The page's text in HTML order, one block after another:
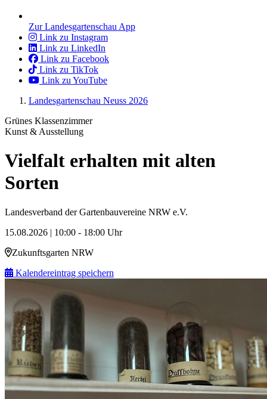
Zur Landesgartenschau App
Link zu Instagram
Link zu LinkedIn
Link zu Facebook
Link zu TikTok
Link zu YouTube
Landesgartenschau Neuss 2026
Grünes Klassenzimmer
Kunst & Ausstellung
Vielfalt erhalten mit alten
Sorten
Landesverband der Gartenbauvereine NRW e.V.
15.08.2026 | 10:00 - 18:00 Uhr
Zukunftsgarten NRW
Kalendereintrag speichern